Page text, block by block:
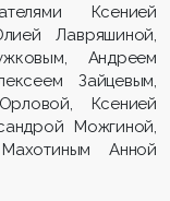
Ксенией
Лавряшиной,
Андреем
Зайцевым,
Ксенией
Можгиной,
Анной